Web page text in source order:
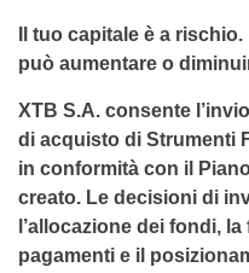
Il tuo capitale è a
può aumentare o
XTB S.A. consente
di acquisto di Strumenti
in conformità con il
creato. Le decisioni di
l’allocazione dei fondi,
pagamenti e il